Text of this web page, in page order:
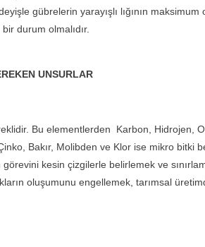
gübrelerin yarayışlı lığının
durum olmalıdır.
UNSURLAR
Bu elementlerden Karbon, Hidrojen,
Bakır, Molibden ve Klor ise mikro
kesin çizgilerle belirlemek ve
oluşumunu engellemek, tarımsal